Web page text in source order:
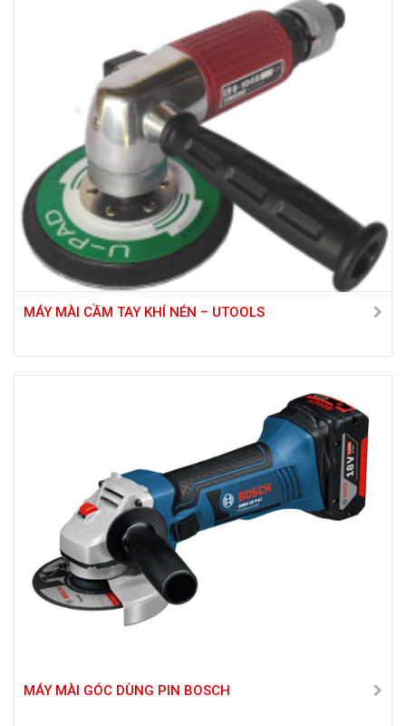
MÁY MÀI CẦM TAY KHÍ NÉN – UTOOLS
MÁY MÀI GÓC DÙNG PIN BOSCH